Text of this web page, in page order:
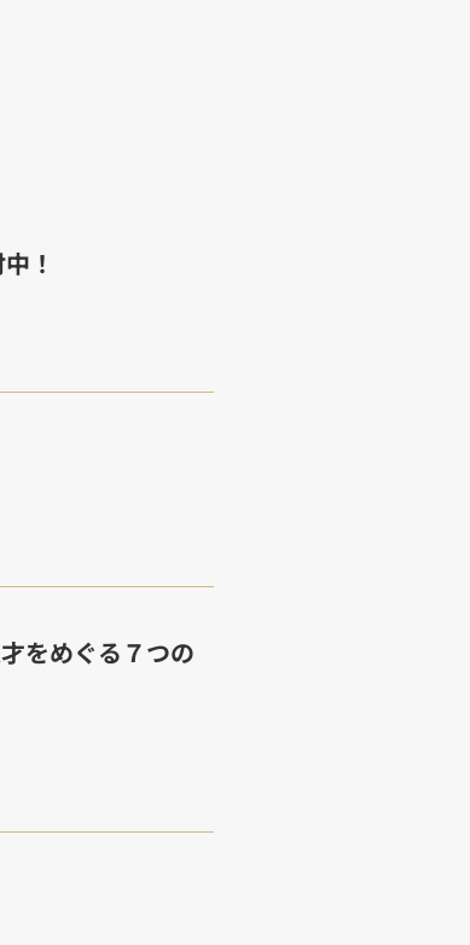
！
をめぐる７つの